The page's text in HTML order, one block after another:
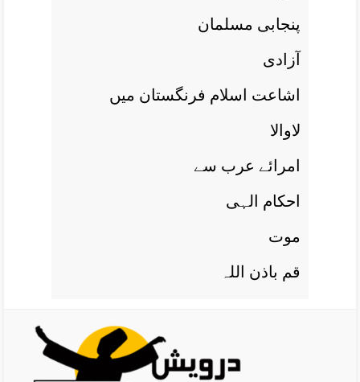
پنجابی مسلمان
آزادی
اشاعت اسلام فرنگستان ميں
لاوالا
امرائے عرب سے
احکام الہی
موت
قم باذن اللہ